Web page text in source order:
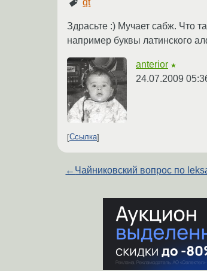
Здрасьте :) Мучает сабж. Что
например буквы латинского
anterior ★
24.07.2009
Ссылка
← Чайниковский вопрос по